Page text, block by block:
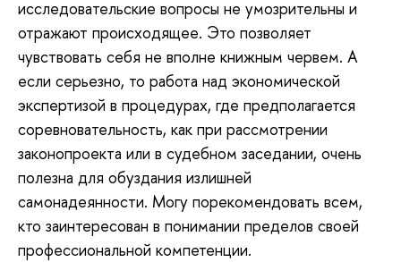
исследовательские вопросы не умозрительны и
отражают происходящее. Это позволяет
чувствовать себя не вполне книжным червем. А
если серьезно, то работа над экономической
экспертизой в процедурах, где предполагается
соревновательность, как при рассмотрении
законопроекта или в судебном заседании, очень
полезна для обуздания излишней
самонадеянности. Могу порекомендовать всем,
кто заинтересован в понимании пределов своей
профессиональной компетенции.